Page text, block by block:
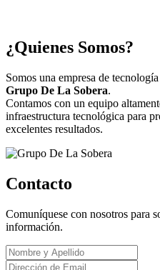
¿Quienes Somos?
Somos una empresa de
Grupo De La Sobera.
Contamos con un equipo
infraestructura tecnológica para
excelentes resultados.
Contacto
Comuníquese con nosotros para
información.